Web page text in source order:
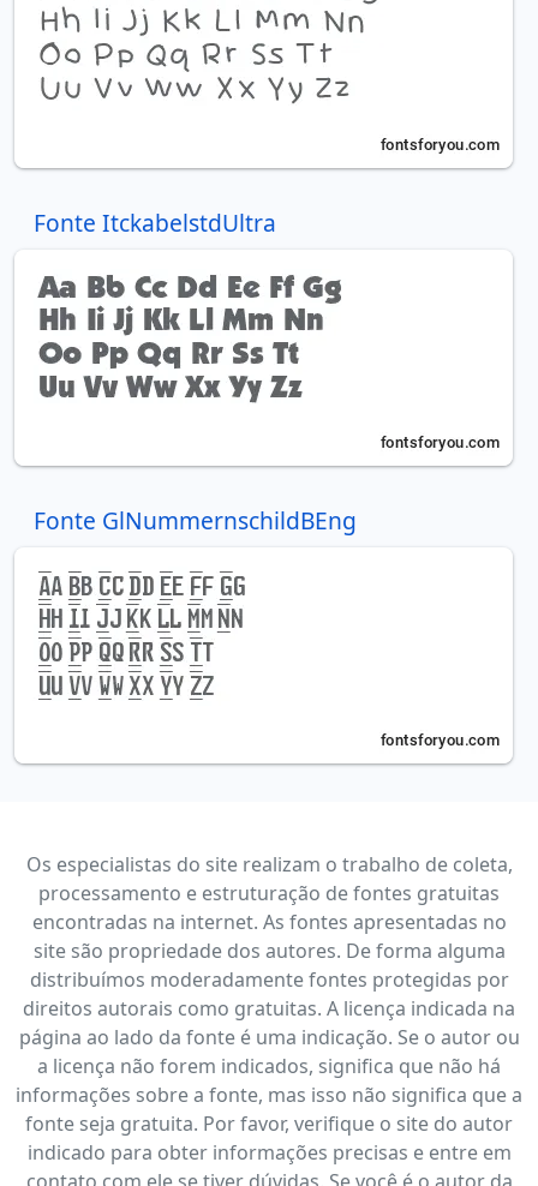
Fonte ItckabelstdUltra
Fonte GlNummernschildBEng
Os especialistas do site realizam o trabalho de coleta,
processamento e estruturação de fontes gratuitas
encontradas na internet. As fontes apresentadas no
site são propriedade dos autores. De forma alguma
distribuímos moderadamente fontes protegidas por
direitos autorais como gratuitas. A licença indicada na
página ao lado da fonte é uma indicação. Se o autor ou
a licença não forem indicados, significa que não há
informações sobre a fonte, mas isso não significa que a
fonte seja gratuita. Por favor, verifique o site do autor
indicado para obter informações precisas e entre em